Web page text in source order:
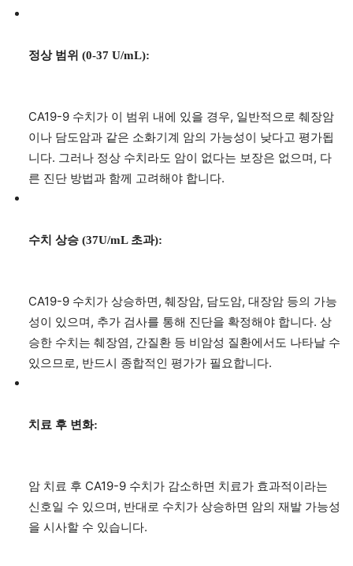
정상 범위 (0-37 U/mL):
CA19-9 수치가 이 범위 내에 있을 경우, 일반적으로 췌장암
이나 담도암과 같은 소화기계 암의 가능성이 낮다고 평가됩
니다. 그러나 정상 수치라도 암이 없다는 보장은 없으며, 다
른 진단 방법과 함께 고려해야 합니다.
수치 상승 (37U/mL 초과):
CA19-9 수치가 상승하면, 췌장암, 담도암, 대장암 등의 가능
성이 있으며, 추가 검사를 통해 진단을 확정해야 합니다. 상
승한 수치는 췌장염, 간질환 등 비암성 질환에서도 나타날 수
있으므로, 반드시 종합적인 평가가 필요합니다.
치료 후 변화:
암 치료 후 CA19-9 수치가 감소하면 치료가 효과적이라는
신호일 수 있으며, 반대로 수치가 상승하면 암의 재발 가능성
을 시사할 수 있습니다.